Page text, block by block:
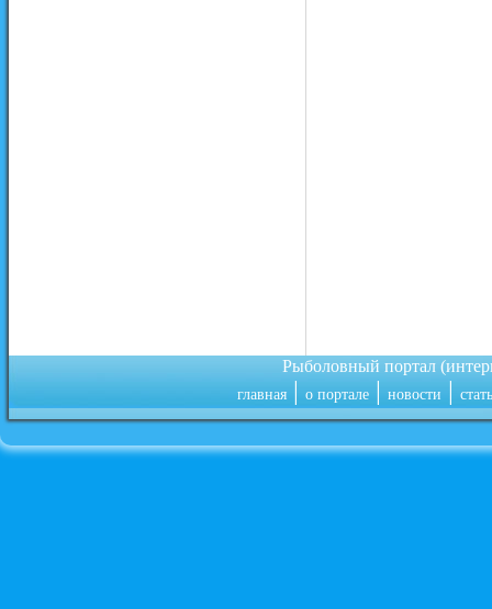
Рыболовный портал
главная|о портале|новости|